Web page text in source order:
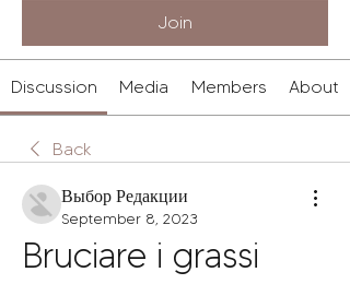
Join
Discussion Media Members About
Back
Выбор Редакции
September 8, 2023
Bruciare i grassi